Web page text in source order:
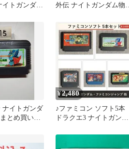
トガンダム
外伝 ナイトガンダム物語
ナイトガンダ
とめ買い大
¥2,480
♪ファミコン ソフト5本
ドラクエ3 ナイトガンダ
他！